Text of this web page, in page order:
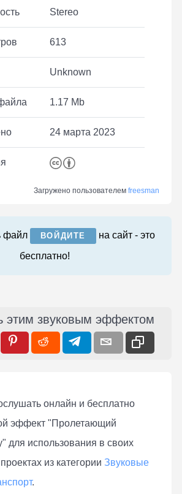
Stereo
613
Unknown
1.17 Mb
24 марта 2023
Загружено пользователем freesman
файл ВОЙДИТЕ
на сайт - это
бесплатно!
этим звуковым эффектом
онлaйн и бесплатно
эффект "Пролетающий
для использования в своих
из категории Звуковые
.